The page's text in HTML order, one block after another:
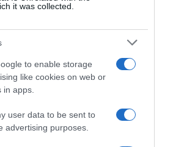
it was collected.
to enable storage
like cookies on web or
apps.
user data to be sent to
advertising purposes.
Συνελήφθη
και δύο ψαλίδια
σε 25χρονο Αφγανό που
ρίχνοντας το
Καλαμάτας –